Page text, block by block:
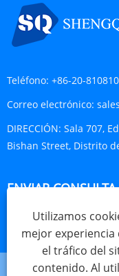
Teléfono: +86-20-
Correo electrónico:
DIRECCIÓN: Sala 707,
Bishan Street, Distrito
ENVIAR CONSULTA
CONSULTA AHORA
Utilizamos
mejor experiencia
el tráfico del
contenido. Al